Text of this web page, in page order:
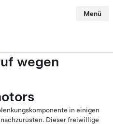
Menü
wegen
in einigen
Dieser freiwillige